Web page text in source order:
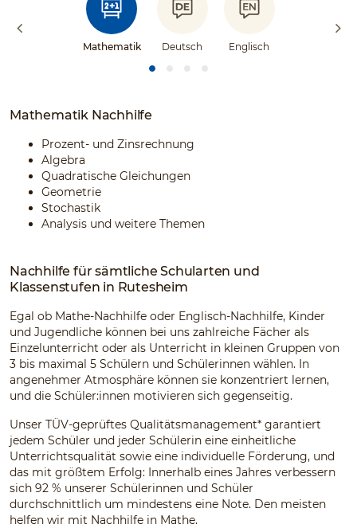
Mathematik Deutsch Englisch
Mathematik Nachhilfe
Prozent- und Zinsrechnung
Algebra
Quadratische Gleichungen
Geometrie
Stochastik
Analysis und weitere Themen
Nachhilfe für sämtliche Schularten und
Klassenstufen in Rutesheim
Egal ob Mathe-Nachhilfe oder Englisch-Nachhilfe, Kinder
und Jugendliche können bei uns zahlreiche Fächer als
Einzelunterricht oder als Unterricht in kleinen Gruppen von
3 bis maximal 5 Schülern und Schülerinnen wählen. In
angenehmer Atmosphäre können sie konzentriert lernen,
und die Schüler:innen motivieren sich gegenseitig.
Unser TÜV-geprüftes Qualitätsmanagement* garantiert
jedem Schüler und jeder Schülerin eine einheitliche
Unterrichtsqualität sowie eine individuelle Förderung, und
das mit größtem Erfolg: Innerhalb eines Jahres verbessern
sich 92 % unserer Schülerinnen und Schüler
durchschnittlich um mindestens eine Note. Den meisten
helfen wir mit Nachhilfe in Mathe.